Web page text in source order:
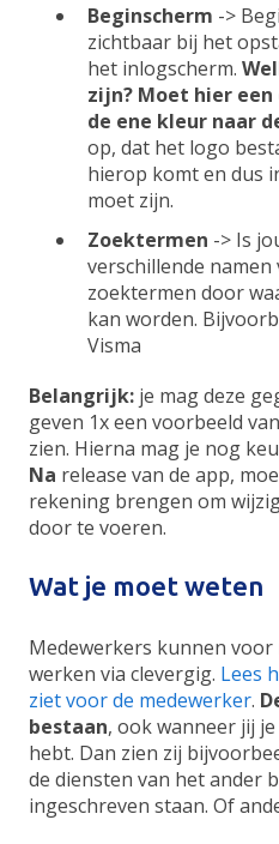
Beginscherm ->
zichtbaar bij het
het inlogscherm.
zijn? Moet hier
de ene kleur naar
op, dat het logo
hierop komt en dus
moet zijn.
Zoektermen -> Is
verschillende namen
zoektermen door
kan worden.
Visma
Belangrijk: je mag deze
geven 1x een voorbeeld
zien. Hierna mag je nog
Na release van de app,
rekening brengen om
door te voeren.
Wat je moet weten
Medewerkers kunnen
werken via clevergig. Lees
ziet voor de medewerker.
bestaan, ook wanneer jij
hebt. Dan zien zij
de diensten van het ander
ingeschreven staan. Of